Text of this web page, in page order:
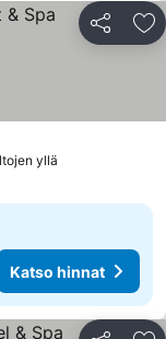
Jaa
yllä
Katso hinnat